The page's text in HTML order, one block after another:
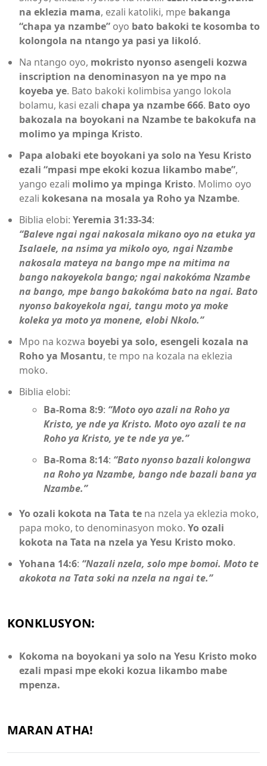
na eklezia mama, ezali katoliki, mpe bakanga
“chapa ya nzambe” oyo bato bakoki te kosomba to
kolongola na ntango ya pasi ya likoló.
Na ntango oyo, mokristo nyonso asengeli kozwa
inscription na denominasyon na ye mpo na
koyeba ye. Bato bakoki kolimbisa yango lokola
bolamu, kasi ezali chapa ya nzambe 666. Bato oyo
bakozala na boyokani na Nzambe te bakokufa na
molimo ya mpinga Kristo.
Papa alobaki ete boyokani ya solo na Yesu Kristo
ezali “mpasi mpe ekoki kozua likambo mabe”,
yango ezali molimo ya mpinga Kristo. Molimo oyo
ezali kokesana na mosala ya Roho ya Nzambe.
Biblia elobi: Yeremia 31:33-34:
“Baleve ngai ngai nakosala mikano oyo na etuka ya
Isalaele, na nsima ya mikolo oyo, ngai Nzambe
nakosala mateya na bango mpe na mitima na
bango nakoyekola bango; ngai nakokóma Nzambe
na bango, mpe bango bakokóma bato na ngai. Bato
nyonso bakoyekola ngai, tangu moto ya moke
koleka ya moto ya monene, elobi Nkolo.”
Mpo na kozwa boyebi ya solo, esengeli kozala na
Roho ya Mosantu, te mpo na kozala na eklezia
moko.
Biblia elobi:
Ba-Roma 8:9: “Moto oyo azali na Roho ya
Kristo, ye nde ya Kristo. Moto oyo azali te na
Roho ya Kristo, ye te nde ya ye.”
Ba-Roma 8:14: “Bato nyonso bazali kolongwa
na Roho ya Nzambe, bango nde bazali bana ya
Nzambe.”
Yo ozali kokota na Tata te na nzela ya eklezia moko,
papa moko, to denominasyon moko. Yo ozali
kokota na Tata na nzela ya Yesu Kristo moko.
Yohana 14:6: “Nazali nzela, solo mpe bomoi. Moto te
akokota na Tata soki na nzela na ngai te.”
KONKLUSYON:
Kokoma na boyokani ya solo na Yesu Kristo moko
ezali mpasi mpe ekoki kozua likambo mabe
mpenza.
MARAN ATHA!